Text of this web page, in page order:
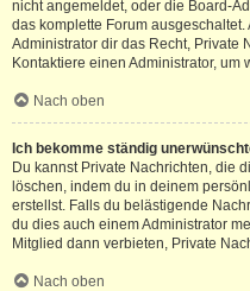
nicht angemeldet, oder die Board-
das komplette Forum
Administrator dir das Recht, Private
Kontaktiere einen Administrator,
Nach oben
Ich bekomme ständig
Du kannst Private Nachrichten, die
löschen, indem du in deinem
erstellst. Falls du belästigende
du dies auch einem Administrator
Mitglied dann verbieten, Private
Nach oben